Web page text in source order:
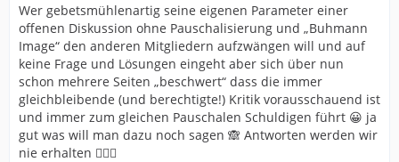
Wer gebetsmühlenartig seine eigenen Parameter einer
offenen Diskussion ohne Pauschalisierung und „Buhmann
Image“ den anderen Mitgliedern aufzwängen will und auf
keine Frage und Lösungen eingeht aber sich über nun
schon mehrere Seiten „beschwert“ dass die immer
gleichbleibende (und berechtigte!) Kritik vorausschauend ist
und immer zum gleichen Pauschalen Schuldigen führt 😀 ja
gut was will man dazu noch sagen 🙈 Antworten werden wir
nie erhalten 🤷🏼‍♂️